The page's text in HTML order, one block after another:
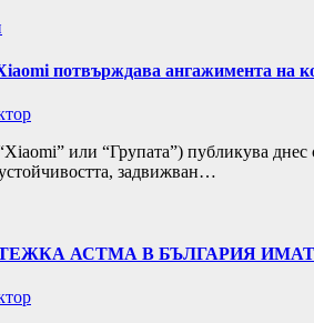
потвърждава ангажимента на
или “Групата”) публикува
задвижван…
АСТМА В БЪЛГАРИЯ